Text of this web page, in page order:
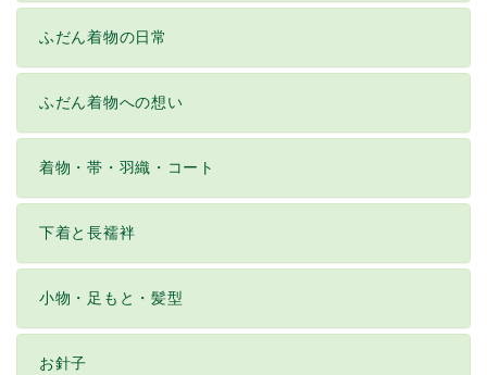
ふだん着物の日常
ふだん着物への想い
着物・帯・羽織・コート
下着と長襦袢
小物・足もと・髪型
お針子